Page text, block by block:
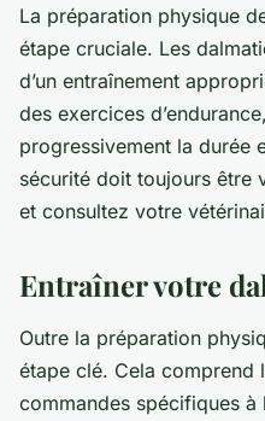
La préparation physique
étape cruciale. Les
d’un entraînement
des exercices
progressivement la durée
sécurité doit toujours être
et consultez votre
Entraîner votre
Outre la préparation
étape clé. Cela comprend
commandes spécifiques